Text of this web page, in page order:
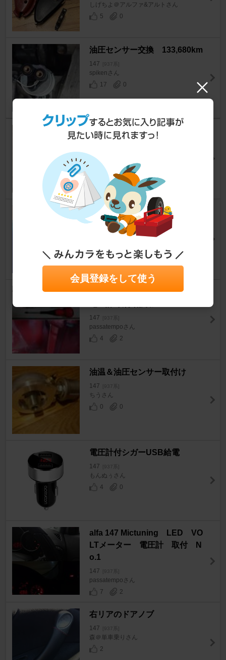
しげちよ＠アルファ&アルトさん
5
0
油圧センサー交換 133,680km
147 [937系]
spikenさん
17
0
BLITZ R-VIT i-Color FLASH f
147
やまかつ147さん
0
油圧、油温センサー取付
147 [937系]
GToneさん
alfa147 LED VOLTメーター
147 [937系]
passatempoさん
4
2
油温＆油圧センサー取付け
147 [937系]
ちうさん
0
0
電圧計付シガーUSB給電
147 [937系]
もんぬぅさん
4
0
alfa 147 Mictuning LED VO
LTメーター 電圧計 取付 N
o.1
147 [937系]
passatempoさん
7
2
右リアのドアノブ
147 [937系]
森＠単車乗りさん
2
会員登録をして使う